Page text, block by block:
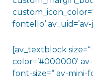
fontello‘
[av_textblock
color=’#000000′
font-size=“ av-mini-